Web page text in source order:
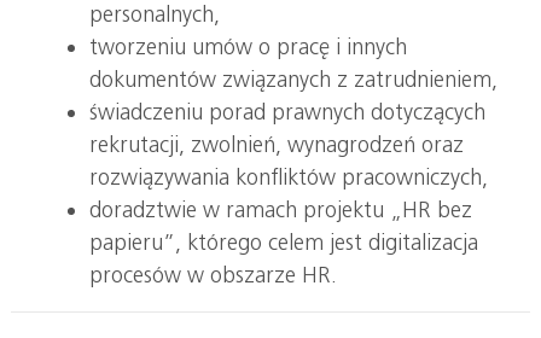
personalnych,
tworzeniu umów o pracę i innych
dokumentów związanych z zatrudnieniem,
świadczeniu porad prawnych dotyczących
rekrutacji, zwolnień, wynagrodzeń oraz
rozwiązywania konfliktów pracowniczych,
doradztwie w ramach projektu „HR bez
papieru”, którego celem jest digitalizacja
procesów w obszarze HR.